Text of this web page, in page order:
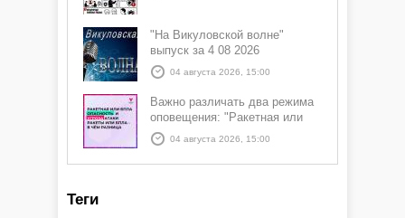
"На Викуловской волне"
выпуск за 4 08 2026
04 августа 2026, 15:00
Важно различать два режима
оповещения: "Ракетная или
БПЛА опасность" и "Угроза
атаки ракеты или БПЛА"
04 августа 2026, 15:00
Теги